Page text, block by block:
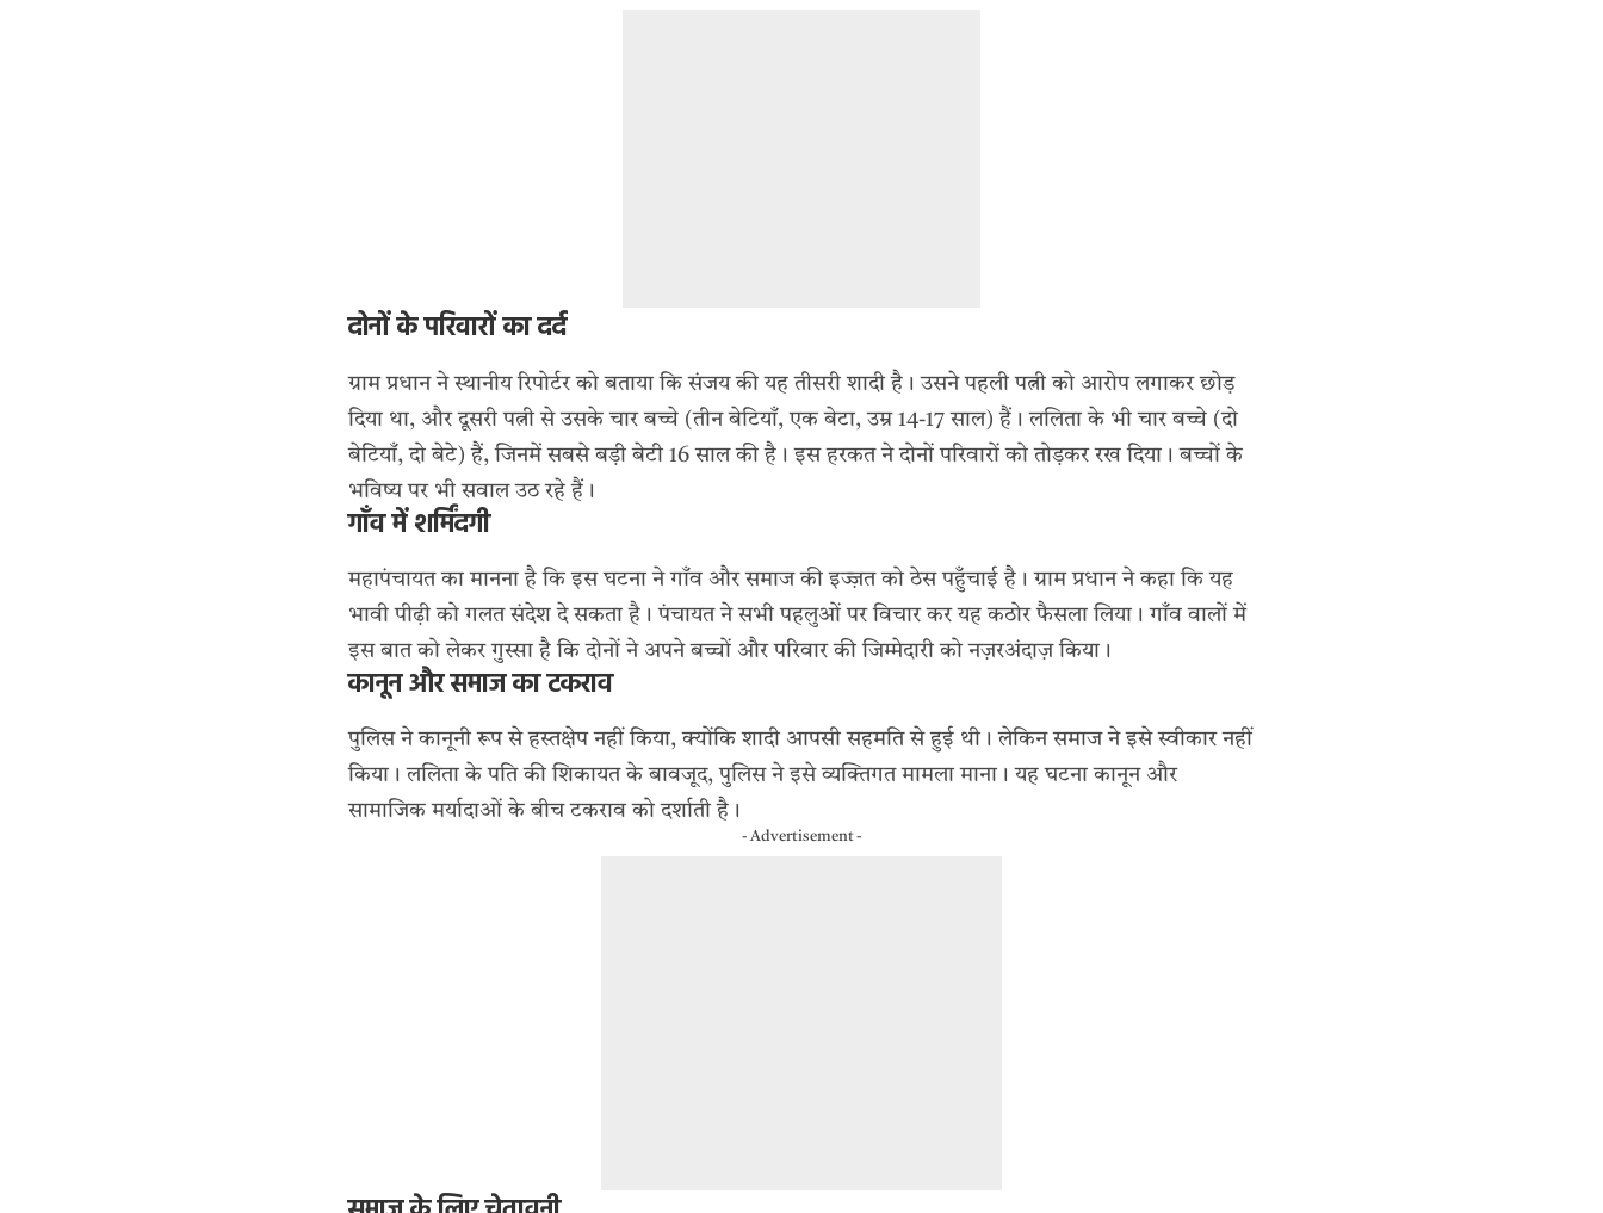
दोनों के परिवारों का दर्द
ग्राम प्रधान ने स्थानीय रिपोर्टर को बताया कि संजय की यह तीसरी शादी है। उसने पहली पत्नी को आरोप लगाकर छोड़
दिया था, और दूसरी पत्नी से उसके चार बच्चे (तीन बेटियाँ, एक बेटा, उम्र 14-17 साल) हैं। ललिता के भी चार बच्चे (दो
बेटियाँ, दो बेटे) हैं, जिनमें सबसे बड़ी बेटी 16 साल की है। इस हरकत ने दोनों परिवारों को तोड़कर रख दिया। बच्चों के
भविष्य पर भी सवाल उठ रहे हैं।
गाँव में शर्मिंदगी
महापंचायत का मानना है कि इस घटना ने गाँव और समाज की इज्ज़त को ठेस पहुँचाई है। ग्राम प्रधान ने कहा कि यह
भावी पीढ़ी को गलत संदेश दे सकता है। पंचायत ने सभी पहलुओं पर विचार कर यह कठोर फैसला लिया। गाँव वालों में
इस बात को लेकर गुस्सा है कि दोनों ने अपने बच्चों और परिवार की जिम्मेदारी को नज़रअंदाज़ किया।
कानून और समाज का टकराव
पुलिस ने कानूनी रूप से हस्तक्षेप नहीं किया, क्योंकि शादी आपसी सहमति से हुई थी। लेकिन समाज ने इसे स्वीकार नहीं
किया। ललिता के पति की शिकायत के बावजूद, पुलिस ने इसे व्यक्तिगत मामला माना। यह घटना कानून और
सामाजिक मर्यादाओं के बीच टकराव को दर्शाती है।
- Advertisement -